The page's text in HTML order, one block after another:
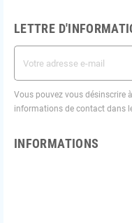
LETTRE
Vous pouvez vous désinscrire
informations de contact dans
INFORMATIONS